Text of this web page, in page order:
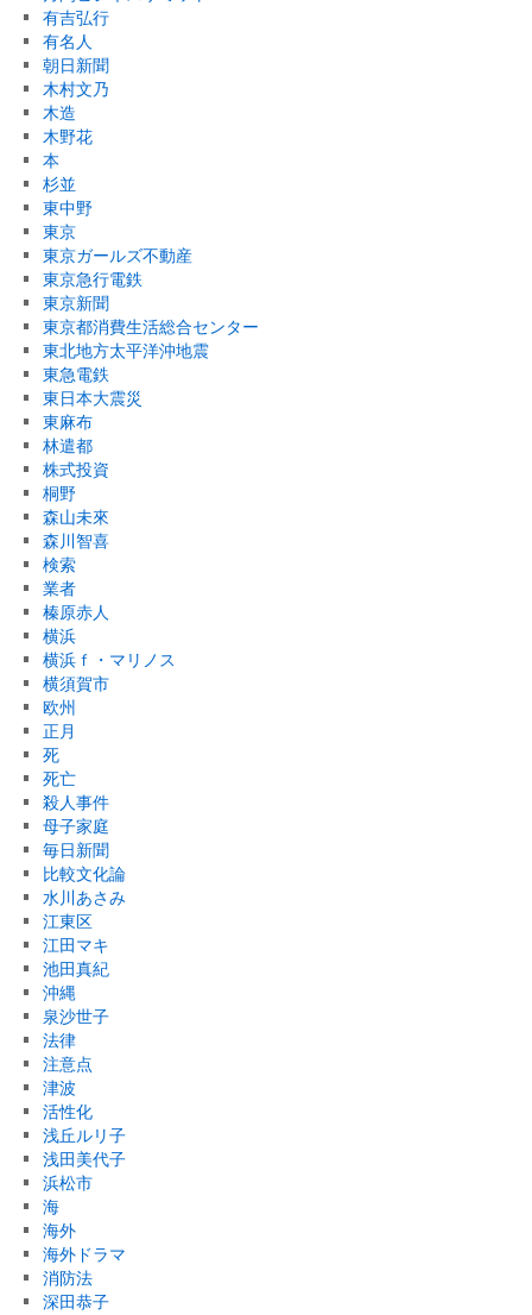
有吉弘行
有名人
朝日新聞
木村文乃
木造
木野花
本
杉並
東中野
東京
東京ガールズ不動産
東京急行電鉄
東京新聞
東京都消費生活総合センター
東北地方太平洋沖地震
東急電鉄
東日本大震災
東麻布
林遣都
株式投資
桐野
森山未來
森川智喜
検索
業者
榛原赤人
横浜
横浜ｆ・マリノス
横須賀市
欧州
正月
死
死亡
殺人事件
母子家庭
毎日新聞
比較文化論
水川あさみ
江東区
江田マキ
池田真紀
沖縄
泉沙世子
法律
注意点
津波
活性化
浅丘ルリ子
浅田美代子
浜松市
海
海外
海外ドラマ
消防法
深田恭子